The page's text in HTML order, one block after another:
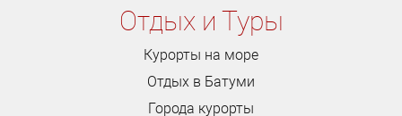
Отдых и Туры
Курорты на море
Отдых в Батуми
Города курорты